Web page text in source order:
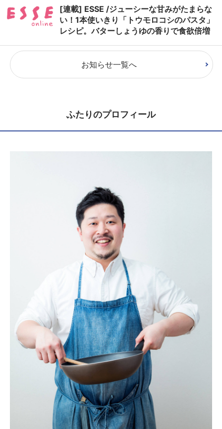
[連載] ESSE /ジューシーな甘みがたまらな
い！1本使いきり「トウモロコシのパスタ」
レシピ。バターしょうゆの香りで食欲倍増
お知らせ一覧へ
ふたりのプロフィール